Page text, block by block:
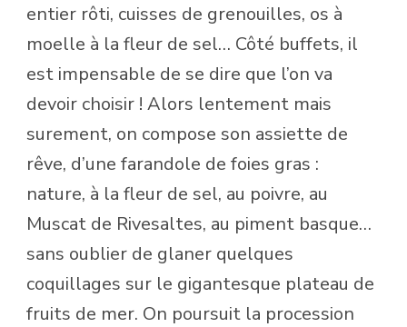
entier rôti, cuisses de grenouilles, os à
moelle à la fleur de sel… Côté buffets, il
est impensable de se dire que l’on va
devoir choisir ! Alors lentement mais
surement, on compose son assiette de
rêve, d’une farandole de foies gras :
nature, à la fleur de sel, au poivre, au
Muscat de Rivesaltes, au piment basque…
sans oublier de glaner quelques
coquillages sur le gigantesque plateau de
fruits de mer. On poursuit la procession